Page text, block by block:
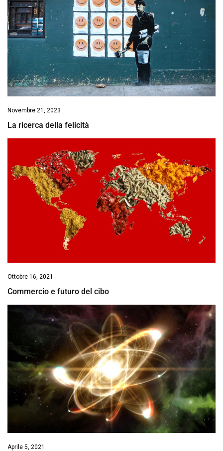
Novembre 21, 2023
La ricerca della felicità
Ottobre 16, 2021
Commercio e futuro del cibo
Aprile 5, 2021